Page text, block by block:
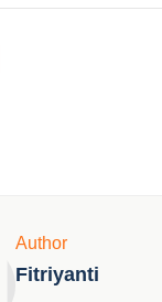
Author
Fitriyanti